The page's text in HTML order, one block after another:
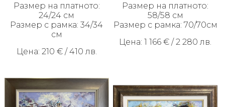
Размер на платното:
24/24 см
Размер с рамка: 34/34
см
Цена: 210 € / 410 лв.
Размер на платното:
58/58 см
Размер с рамка: 70/70см
Цена: 1 166 € / 2 280 лв.